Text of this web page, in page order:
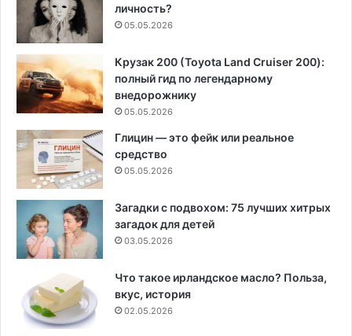
личность?
05.05.2026
Крузак 200 (Toyota Land Cruiser 200):
полный гид по легендарному
внедорожнику
05.05.2026
Глицин — это фейк или реальное
средство
05.05.2026
Загадки с подвохом: 75 лучших хитрых
загадок для детей
03.05.2026
Что такое ирландское масло? Польза,
вкус, история
02.05.2026